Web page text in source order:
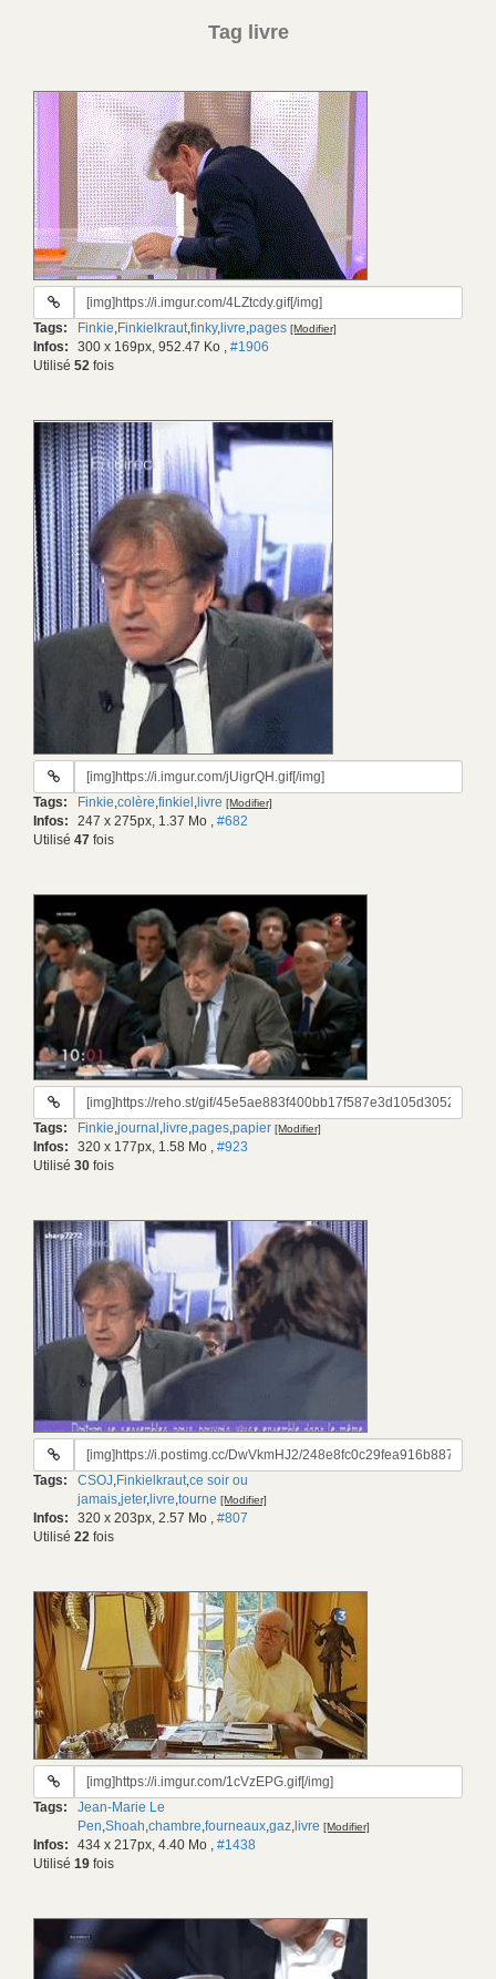
Tag livre
URL
gif:
Tags: Finkie,Finkielkraut,finky, livre,pages [Modifier]
Infos: 300 x 169px, 952.47 Ko , #1906
Utilisé 52 fois
URL
gif:
Tags: Finkie,colère,finkiel , livre [Modifier]
Infos: 247 x 275px, 1.37 Mo , #682
Utilisé 47 fois
URL
gif:
Tags: Finkie,journal , livre,pages,papier [Modifier]
Infos: 320 x 177px, 1.58 Mo , #923
Utilisé 30 fois
URL
gif:
Tags: CSOJ,Finkielkraut,ce soir ou
jamais,jeter, livre,tourne [Modifier]
Infos: 320 x 203px, 2.57 Mo , #807
Utilisé 22 fois
URL
gif:
Tags:
Jean-Marie Le
Pen,Shoah,chambre,fourneaux,gaz, livre [Modifier]
Infos: 434 x 217px, 4.40 Mo , #1438
Utilisé 19 fois